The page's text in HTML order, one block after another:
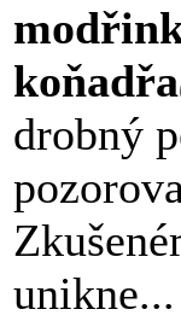
koňadřa
drobný
unikne...